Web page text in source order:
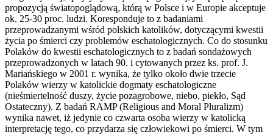
propozycją światopoglądową, którą w Polsce i w Europie akceptuje
ok. 25-30 proc. ludzi. Koresponduje to z badaniami
przeprowadzanymi wśród polskich katolików, dotyczącymi kwestii
życia po śmierci czy problemów eschatologicznych. Co do stosunku
Polaków do kwestii eschatologicznych to z badań sondażowych
przeprowadzonych w latach 90. i cytowanych przez ks. prof. J.
Mariańskiego w 2001 r. wynika, że tylko około dwie trzecie
Polaków wierzy w katolickie dogmaty eschatologiczne
(nieśmiertelność duszy, życie pozagrobowe, niebo, piekło, Sąd
Ostateczny). Z badań RAMP (Religious and Moral Pluralizm)
wynika nawet, iż jedynie co czwarta osoba wierzy w katolicką
interpretację tego, co przydarza się człowiekowi po śmierci. W tym